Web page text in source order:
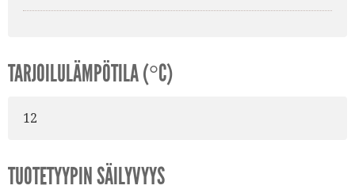
TARJOILULÄMPÖTILA (°C)
12
TUOTETYYPIN SÄILYVYYS